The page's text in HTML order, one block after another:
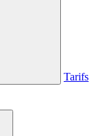
Tarifs